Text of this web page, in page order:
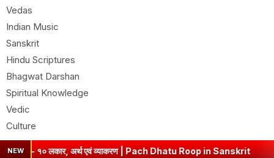
Vedas
Indian Music
Sanskrit
Hindu Scriptures
Bhagwat Darshan
Spiritual Knowledge
Vedic
Culture
NEW
लकार, अर्थ एवं व्याकरण | Pach Dhatu Roop in Sanskrit ➤हृ धातु रूप